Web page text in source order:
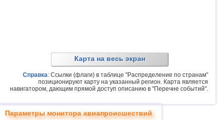
Карта на весь экран
Справка: Ссылки (флаги) в таблице "Распределение по странам"
позиционируют карту на указанный регион. Карта является
навигатором, дающим прямой доступ описанию в "Перечне событий".
Параметры монитора авиапроисшествий